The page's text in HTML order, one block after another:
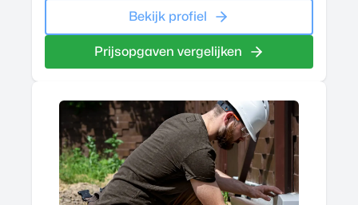
Bekijk profiel
Prijsopgaven vergelijken